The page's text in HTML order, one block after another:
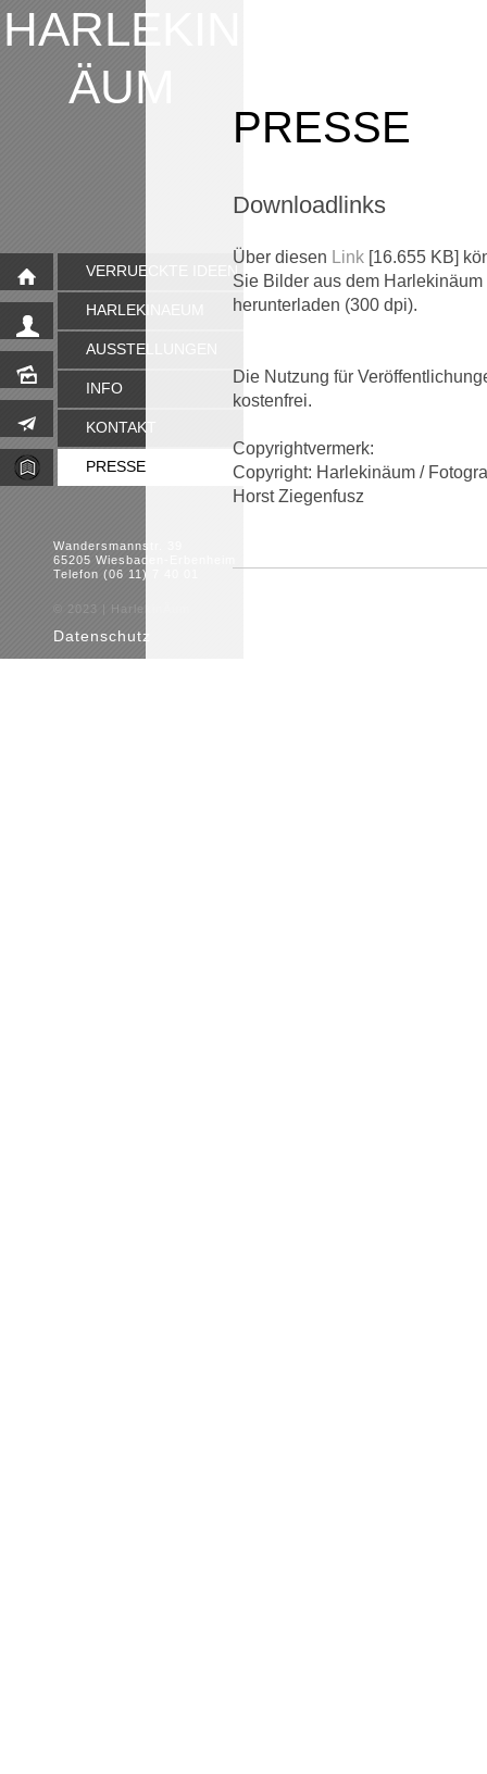
HARLEKIN
ÄUM
VERRUECKTE IDEEN
HARLEKINAEUM
AUSSTELLUNGEN
INFO
KONTAKT
PRESSE
© 2023 | HarlekinÄum
Wandersmannstr. 39
65205 Wiesbaden-Erbenheim
Telefon (06 11) 7 40 01
Datenschutz
PRESSE
Downloadlinks
Über diesen Link [16.655 KB]
Sie Bilder aus dem Harlekinäum
herunterladen (300 dpi).
Die Nutzung für
kostenfrei.
Copyrightvermerk:
Copyright: Harlekinäum /
Horst Ziegenfusz